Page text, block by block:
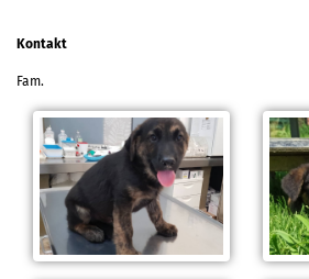
Kontakt
Fam.